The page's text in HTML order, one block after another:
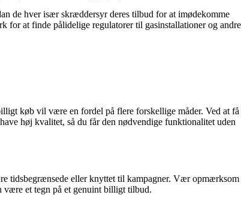
de hver især skræddersyr deres tilbud for at imødekomme
for at finde pålidelige regulatorer til gasinstallationer og andre
køb vil være en fordel på flere forskellige måder. Ved at få
høj kvalitet, så du får den nødvendige funktionalitet uden
tidsbegrænsede eller knyttet til kampagner. Vær opmærksom
være et tegn på et genuint billigt tilbud.